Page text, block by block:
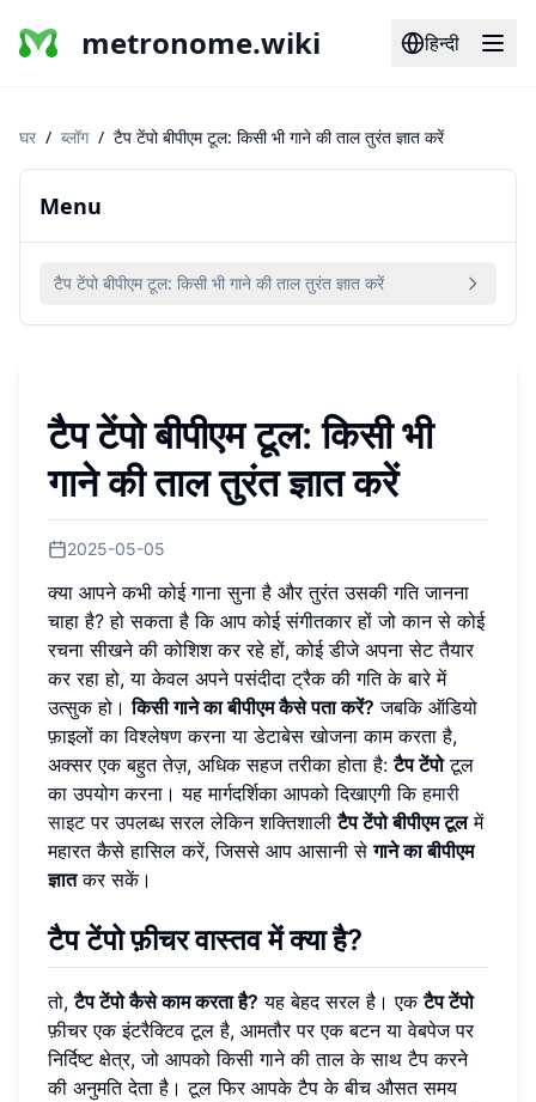
metronome.wiki हिन्दी
घर / ब्लॉग / टैप टेंपो बीपीएम टूल: किसी भी गाने की ताल तुरंत ज्ञात करें
Menu
टैप टेंपो बीपीएम टूल: किसी भी गाने की ताल तुरंत ज्ञात करें
टैप टेंपो बीपीएम टूल: किसी भी
गाने की ताल तुरंत ज्ञात करें
2025-05-05
क्या आपने कभी कोई गाना सुना है और तुरंत उसकी गति जानना
चाहा है? हो सकता है कि आप कोई संगीतकार हों जो कान से कोई
रचना सीखने की कोशिश कर रहे हों, कोई डीजे अपना सेट तैयार
कर रहा हो, या केवल अपने पसंदीदा ट्रैक की गति के बारे में
उत्सुक हो।किसी गाने का बीपीएम कैसे पता करें? जबकि ऑडियो
फ़ाइलों का विश्लेषण करना या डेटाबेस खोजना काम करता है,
अक्सर एक बहुत तेज़, अधिक सहज तरीका होता है:टैप टेंपोटूल
का उपयोग करना। यह मार्गदर्शिका आपको दिखाएगी किहमारी
साइटपर उपलब्ध सरल लेकिन शक्तिशालीटैप टेंपो बीपीएम टूलमें
महारत कैसे हासिल करें, जिससे आप आसानी सेगाने का बीपीएम
ज्ञातकर सकें।
टैप टेंपो फ़ीचर वास्तव में क्या है?
तो,टैप टेंपो कैसे काम करता है? यह बेहद सरल है। एकटैप टेंपो
फ़ीचर एक इंटरैक्टिव टूल है, आमतौर पर एक बटन या वेबपेज पर
निर्दिष्ट क्षेत्र, जो आपको किसी गाने की ताल के साथ टैप करने
की अनुमति देता है। टूल फिर आपके टैप के बीच औसत समय